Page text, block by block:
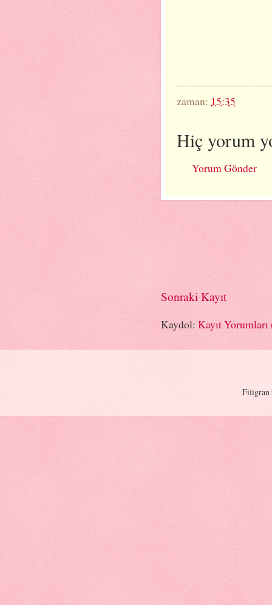
zaman: 15:35
Hiç yorum
Yorum Gönder
Sonraki Kayıt
Kaydol: Kayıt
Filigran